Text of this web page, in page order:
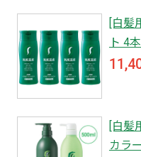
[白
ト 4
[白
カラ